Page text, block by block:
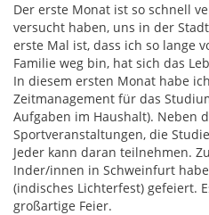
Der erste Monat ist so schnell
versucht haben, uns in der
erste Mal ist, dass ich so lange
Familie weg bin, hat sich das
In diesem ersten Monat habe
Zeitmanagement für das
Aufgaben im Haushalt). Neben
Sportveranstaltungen, die
Jeder kann daran teilnehmen.
Inder/innen in Schweinfurt
(indisches Lichterfest) gefeiert.
großartige Feier.